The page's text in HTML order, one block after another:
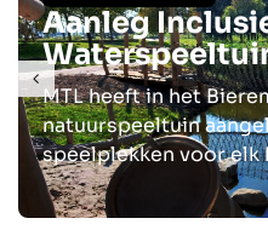
Aanleg
MTL heeft in het
natuurspeeltuin
speelplekken voor elk